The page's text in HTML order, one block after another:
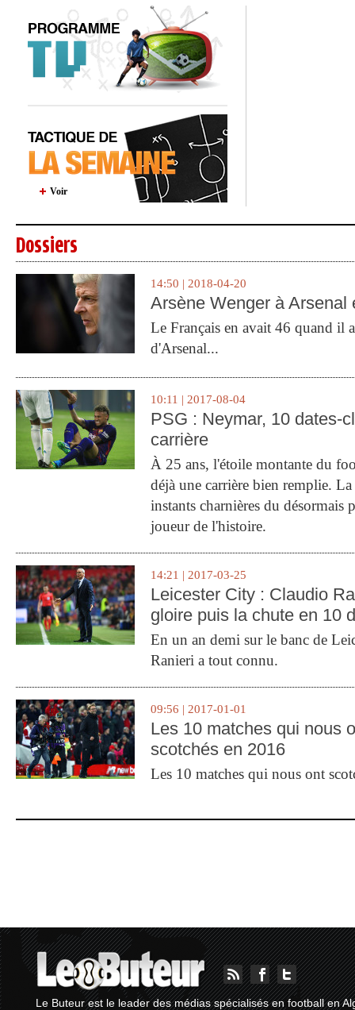
Voir
Dossiers
14:50 | 2018-04-20
Arsène Wenger à Arsenal
Le Français en avait 46 quand il
d'Arsenal...
10:11 | 2017-08-04
PSG : Neymar, 10 dates-
carrière
À 25 ans, l'étoile montante du
déjà une carrière bien remplie.
instants charnières du désormais
joueur de l'histoire.
14:21 | 2017-03-25
Leicester City : Claudio
gloire puis la chute en 10
En un an demi sur le banc de
Ranieri a tout connu.
09:56 | 2017-01-01
Les 10 matches qui nous
scotchés en 2016
Les 10 matches qui nous ont
Le Buteur est le leader des médias spécialisés en football en